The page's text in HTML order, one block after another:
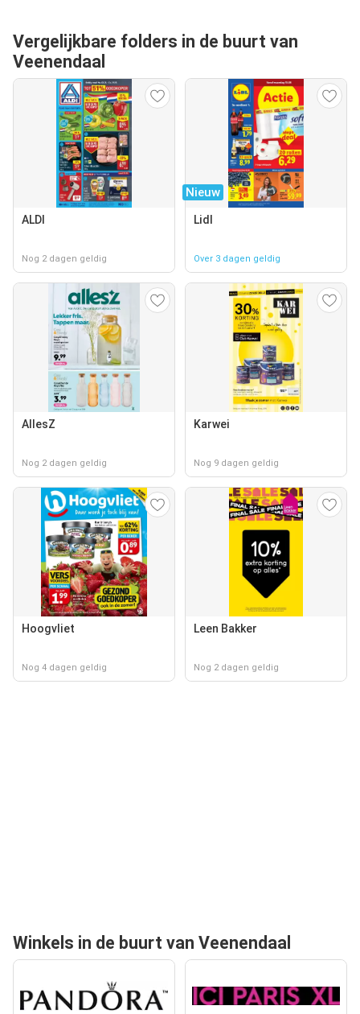
Vergelijkbare folders in de buurt van
Veenendaal
ALDI
Nog 2 dagen geldig
Nieuw
Lidl
Over 3 dagen geldig
AllesZ
Nog 2 dagen geldig
Karwei
Nog 9 dagen geldig
Hoogvliet
Nog 4 dagen geldig
Leen Bakker
Nog 2 dagen geldig
Winkels in de buurt van Veenendaal